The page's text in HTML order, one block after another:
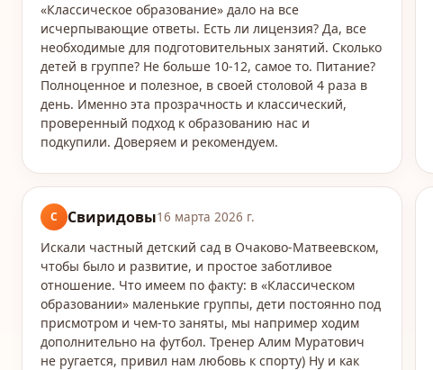
«Классическое образование» дало на все
исчерпывающие ответы. Есть ли лицензия? Да, все
необходимые для подготовительных занятий. Сколько
детей в группе? Не больше 10-12, самое то. Питание?
Полноценное и полезное, в своей столовой 4 раза в
день. Именно эта прозрачность и классический,
проверенный подход к образованию нас и
подкупили. Доверяем и рекомендуем.
С Свиридовы16 марта 2026 г.
Искали частный детский сад в Очаково-Матвеевском,
чтобы было и развитие, и простое заботливое
отношение. Что имеем по факту: в «Классическом
образовании» маленькие группы, дети постоянно под
присмотром и чем-то заняты, мы например ходим
дополнительно на футбол. Тренер Алим Муратович
не ругается, привил нам любовь к спорту) Ну и как